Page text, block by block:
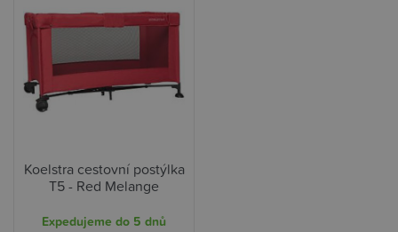
Koelstra cestovní postýlka
T5 - Red Melange
Expedujeme do 5 dnů